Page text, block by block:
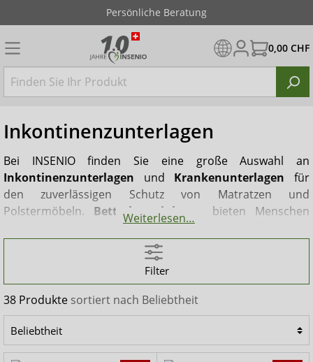
Diskreter Versand
0,00 CHF
Inkontinenzunterlagen
Bei INSENIO finden Sie eine große Auswahl an
Inkontinenzunterlagen und Krankenunterlagen für
den zuverlässigen Schutz von Matratzen und
Polstermöbeln. Bettschutzeinlagen
bieten Menschen
mit nächtlicher Inkontinenz ein sicheres Gefühl und
ermöglichen einen entspannten Schlaf. Die Unterlagen
sind in verschiedenen Ausführungen erhältlich und
helfen, den Pflegeaufwand – insbesondere in
Pflegeeinrichtungen – deutlich zu reduzieren. So entfällt
das ständige Wechseln von Bettwäsche oder das
mühsame Reinigen von Polstermöbeln.
Weiterlesen…
Filter
38 Produkte sortiert nach Beliebtheit